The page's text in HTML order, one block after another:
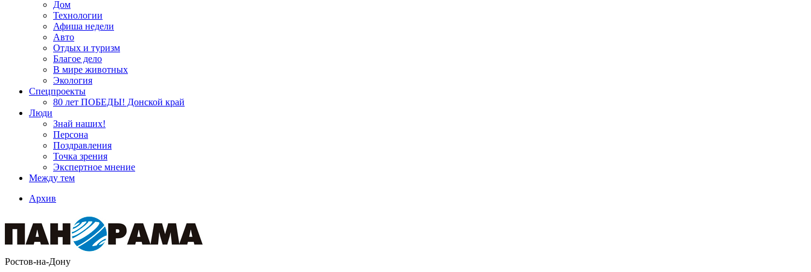
Дом
Технологии
Афиша недели
Авто
Отдых и туризм
Благое дело
В мире животных
Экология
Спецпроекты
80 лет ПОБЕДЫ! Донской край
Люди
Знай наших!
Персона
Поздравления
Точка зрения
Экспертное мнение
Между тем
Архив
Ростов-на-Дону